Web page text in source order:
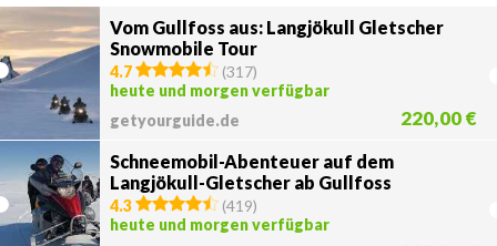
Vom Gullfoss aus: Langjökull Gletscher
Snowmobile Tour
4.7 (317)
heute und morgen verfügbar
getyourguide.de
220,00 €
Schneemobil-Abenteuer auf dem
Langjökull-Gletscher ab Gullfoss
4.3 (419)
heute und morgen verfügbar